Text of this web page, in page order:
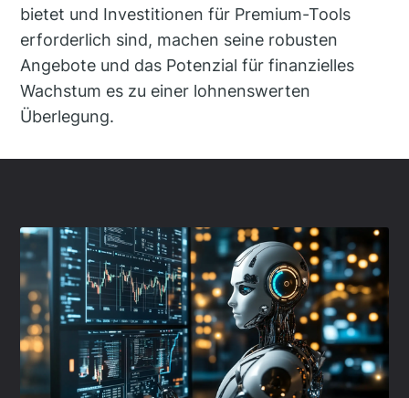
bietet und Investitionen für Premium-Tools
erforderlich sind, machen seine robusten
Angebote und das Potenzial für finanzielles
Wachstum es zu einer lohnenswerten
Überlegung.